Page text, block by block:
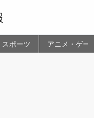
スポーツ アニメ・ゲー